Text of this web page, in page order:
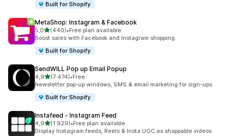
Built for Shopify
MetaShop: Instagram & Facebook
5,0z 5 hvězd
(440)
Celkový počet recenzí: 440
•Free plan available
Boost sales with Facebook and Instagram shopping.
Built for Shopify
SendWILL Pop up Email Popup
4,9z 5 hvězd
(7 474)
Celkový počet recenzí: 7474
•Free
Newsletter pop-up windows, SMS & email marketing for sign-ups
Built for Shopify
Instafeed ‑ Instagram Feed
4,9z 5 hvězd
(1 929)
Celkový počet recenzí: 1929
•Free plan available
Display Instagram feeds, Reels & Insta UGC as shoppable videos